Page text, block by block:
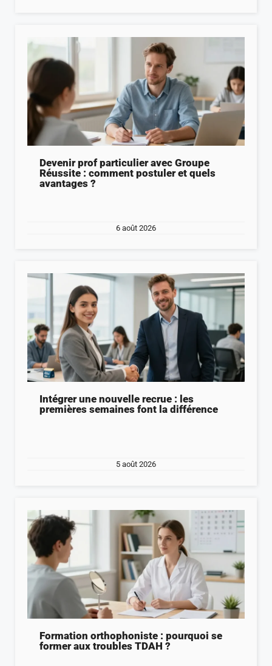
Devenir prof particulier avec Groupe
Réussite : comment postuler et quels
avantages ?
6 août 2026
Intégrer une nouvelle recrue : les
premières semaines font la différence
5 août 2026
Formation orthophoniste : pourquoi se
former aux troubles TDAH ?